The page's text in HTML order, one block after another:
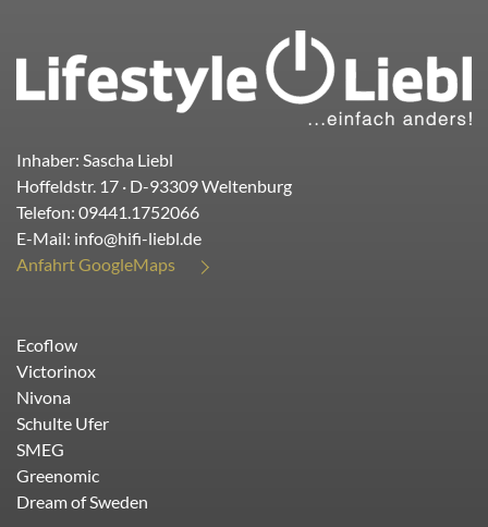
Inhaber: Sascha Liebl
Hoffeldstr. 17 · D-93309Weltenburg
Telefon: 09441.1752066
E-Mail: info@hifi-liebl.de
Anfahrt GoogleMaps
Ecoflow
Victorinox
Nivona
Schulte Ufer
SMEG
Greenomic
Dream of Sweden